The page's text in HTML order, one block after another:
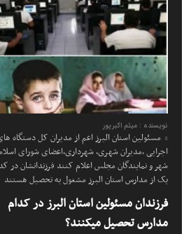
نویسنده : میثم اکبرپور
مسئولین استان البرز اعم از مدیران کل دستگاه
اجرایی ،مدیران شهری، شهرداری،اعضای شورای
شهر و نمایندگان مجلس اعلام کنند فرزندانشان در
یک از مدارس استان البرز مشغول به تحصیل هستند
فرزندان مسئولین استان البرز در کدام
مدارس تحصیل میکنند؟